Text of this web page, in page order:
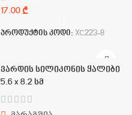
₾
პროდუქტის კოდი: XC223-8
ვარდის სილიკონის ყალიბი
5.6 x 8.2 სმ